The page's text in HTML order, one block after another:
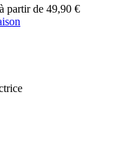
à partir de 49,90 €